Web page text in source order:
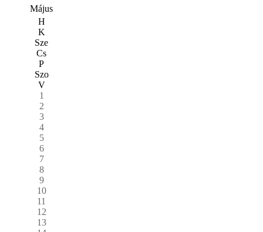
Május
H
K
Sze
Cs
P
Szo
V
1
2
3
4
5
6
7
8
9
10
11
12
13